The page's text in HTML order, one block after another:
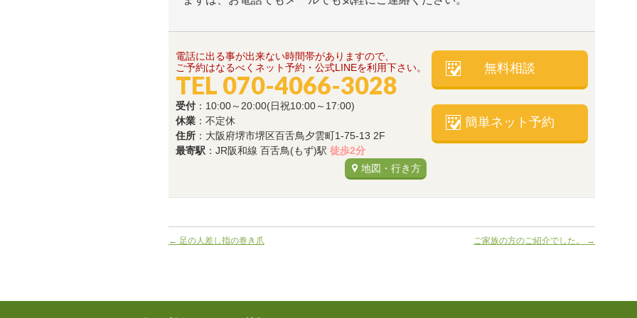
電話に出る事が出来ない時間帯がありますので、
ご予約はなるべくネット予約・公式LINEを利用下さい。
TEL 070-4066-3028
受付 ：10:00～20:00(日祝10:00～17:00)
休業 ：不定休
住所 ：大阪府堺市堺区百舌鳥夕雲町1-75-13 2F
最寄駅 ：JR阪和線 百舌鳥(もず)駅 徒歩2分
地図・行き方
無料相談
簡単ネット予約
← 足の人差し指の巻き爪 ご家族の方のご紹介でした。 →